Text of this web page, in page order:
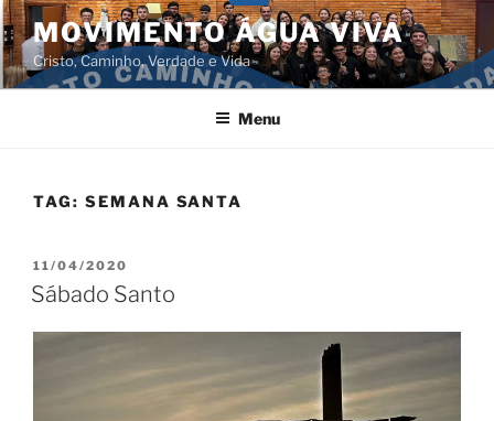
Pular
para
o
conteúdo
MOVIMENTO ÁGUA VIVA
Cristo, Caminho, Verdade e Vida
Menu
TAG: SEMANA SANTA
PUBLICADO
EM
11/04/2020
Sábado Santo